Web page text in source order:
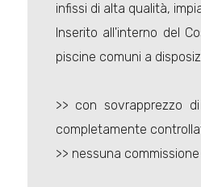
infissi di alta qualità,
Inserito all'interno del
piscine comuni a
>> con sovrapprezzo
completamente
>> nessuna